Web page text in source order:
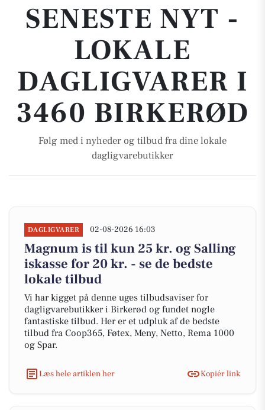
SENESTE NYT -
LOKALE
DAGLIGVARER I
3460 BIRKERØD
Følg med i nyheder og tilbud fra dine lokale
dagligvarebutikker
DAGLIGVARER 02-08-2026 16:03
Magnum is til kun 25 kr. og Salling
iskasse for 20 kr. - se de bedste
lokale tilbud
Vi har kigget på denne uges tilbudsaviser for
dagligvarebutikker i Birkerød og fundet nogle
fantastiske tilbud. Her er et udpluk af de bedste
tilbud fra Coop365, Føtex, Meny, Netto, Rema 1000
og Spar.
Læs hele artiklen her Kopiér link